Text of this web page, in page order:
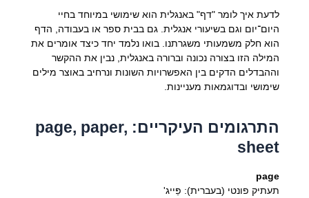
לדעת איך לומר "דף" באנגלית הוא שימושי במיוחד בחיי
היום־יום וגם בשיעורי אנגלית. גם בבית ספר או בעבודה, הדף
הוא חלק משמעותי משגרתנו. בואו נלמד יחד כיצד אומרים את
המילה הזו בצורה נכונה וברורה באנגלית, נבין את ההקשר
וההבדלים הדקים בין האפשרויות השונות ונרחיב באוצר מילים
שימושי ובדוגמאות מעניינות.
התרגומים העיקריים: page, paper,
sheet
page
תעתיק פונטי (בעברית): פֵּייג'